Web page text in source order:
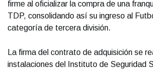
firme al oficializar la compra de una
TDP, consolidando así su ingreso al
categoría de tercera división.
La firma del contrato de adquisición se
instalaciones del Instituto de Seguridad